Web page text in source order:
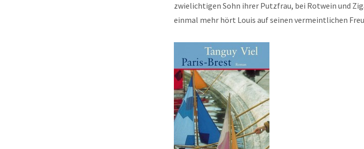
zwielichtigen Sohn ihrer Putzfrau, bei Rotwein und
einmal mehr hört Louis auf seinen vermeintlichen